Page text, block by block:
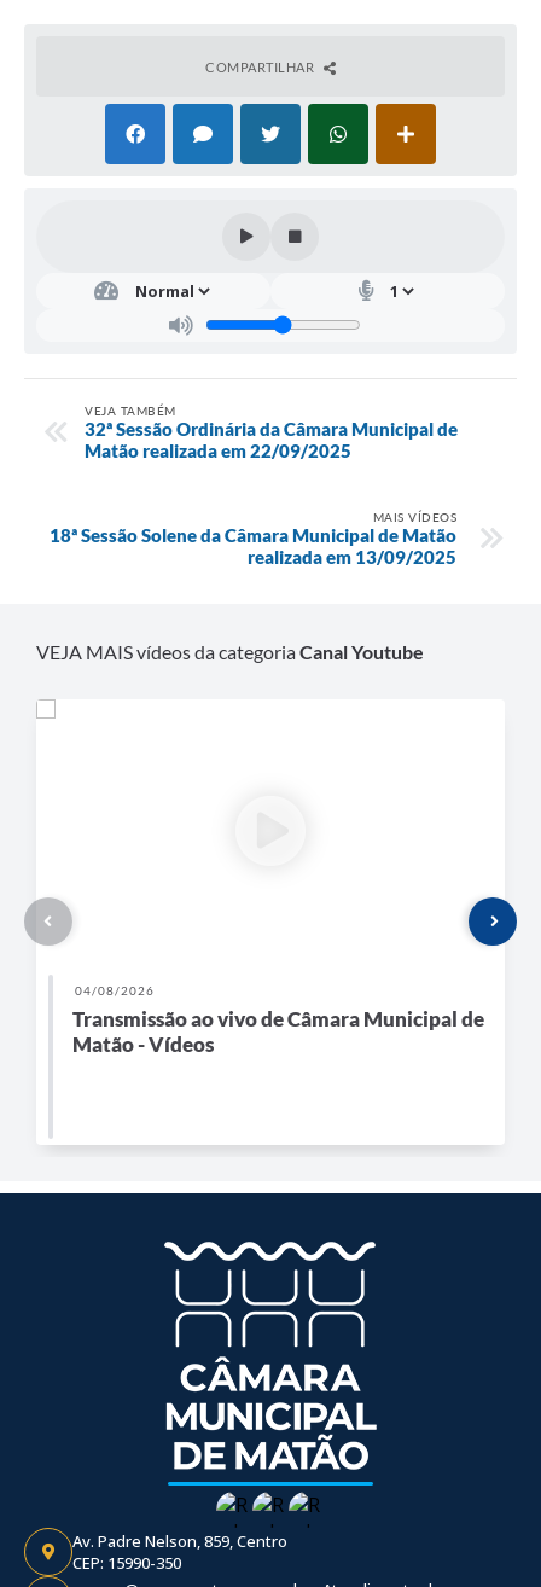
COMPARTILHAR
VEJA TAMBÉM
32ª Sessão Ordinária da Câmara Municipal de
Matão realizada em 22/09/2025
MAIS VÍDEOS
18ª Sessão Solene da Câmara Municipal de Matão
realizada em 13/09/2025
VEJA MAIS vídeos da categoriaCanal Youtube
04/08/2026
Transmissão ao vivo de Câmara Municipal de
Matão - Vídeos
Av. Padre Nelson, 859, Centro
CEP: 15990-350